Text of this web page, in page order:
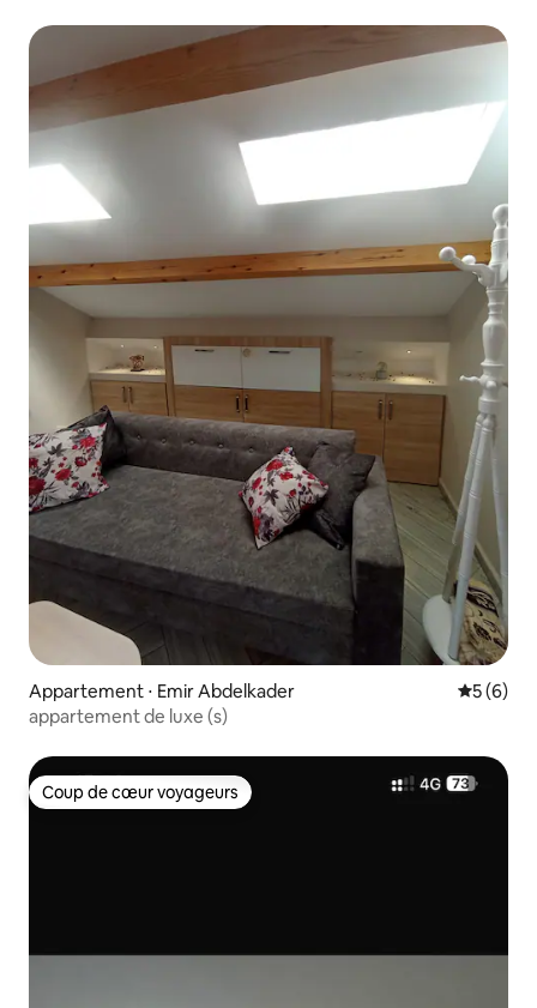
Appartement ⋅ Emir Abdelkader
5 (6)
appartement de luxe (s)
Coup de cœur voyageurs
Coup de cœur voyageurs